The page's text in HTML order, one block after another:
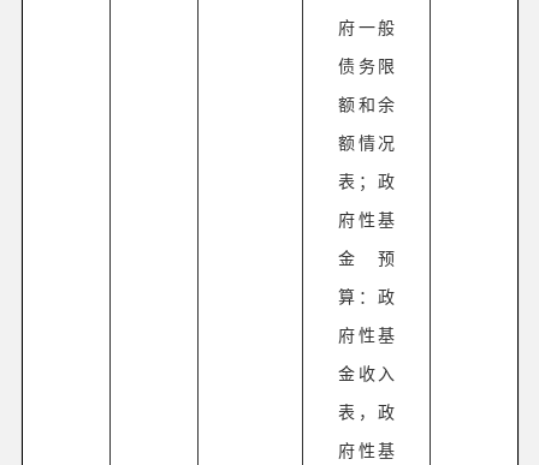
府一般
债务限
额和余
额情况
表；政
府性基
金预
算：政
府性基
金收入
表，政
府性基